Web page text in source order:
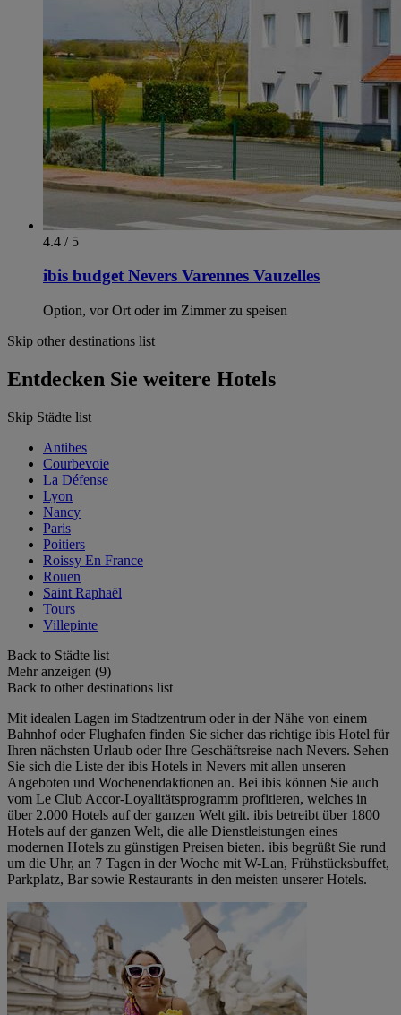
4.4 / 5
ibis budget Nevers Varennes Vauzelles
Option, vor Ort oder im Zimmer zu speisen
Skip other destinations list
Entdecken Sie weitere Hotels
Skip Städte list
Antibes
Courbevoie
La Défense
Lyon
Nancy
Paris
Poitiers
Roissy En France
Rouen
Saint Raphaël
Tours
Villepinte
Back to Städte list
Mehr anzeigen (9)
Back to other destinations list
Mit idealen Lagen im Stadtzentrum oder in der Nähe von einem
Bahnhof oder Flughafen finden Sie sicher das richtige ibis Hotel für
Ihren nächsten Urlaub oder Ihre Geschäftsreise nach Nevers. Sehen
Sie sich die Liste der ibis Hotels in Nevers mit allen unseren
Angeboten und Wochenendaktionen an. Bei ibis können Sie auch
vom Le Club Accor-Loyalitätsprogramm profitieren, welches in
über 2.000 Hotels auf der ganzen Welt gilt. ibis betreibt über 1800
Hotels auf der ganzen Welt, die alle Dienstleistungen eines
modernen Hotels zu günstigen Preisen bieten. ibis begrüßt Sie rund
um die Uhr, an 7 Tagen in der Woche mit W-Lan, Frühstücksbuffet,
Parkplatz, Bar sowie Restaurants in den meisten unserer Hotels.